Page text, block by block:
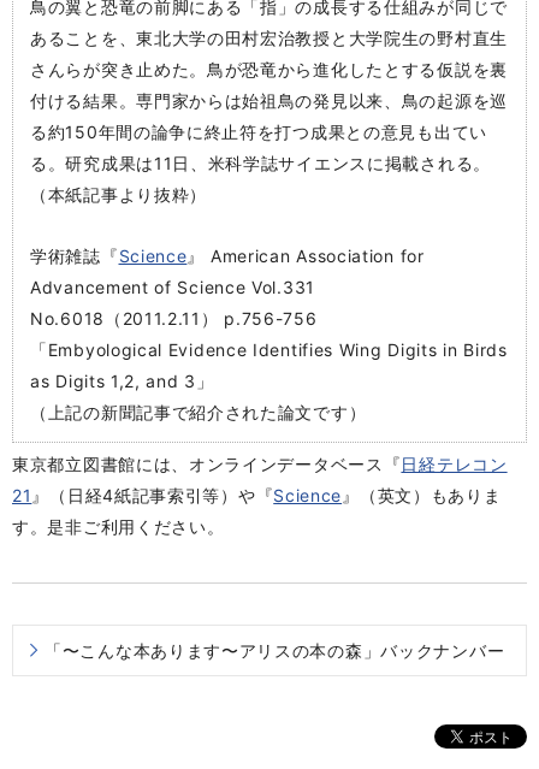
鳥の翼と恐竜の前脚にある「指」の成長する仕組みが同じで
あることを、東北大学の田村宏治教授と大学院生の野村直生
さんらが突き止めた。鳥が恐竜から進化したとする仮説を裏
付ける結果。専門家からは始祖鳥の発見以来、鳥の起源を巡
る約150年間の論争に終止符を打つ成果との意見も出てい
る。研究成果は11日、米科学誌サイエンスに掲載される。
（本紙記事より抜粋）
学術雑誌『Science』 American Association for
Advancement of Science Vol.331
No.6018（2011.2.11） p.756-756
「Embyological Evidence Identifies Wing Digits in Birds
as Digits 1,2, and 3」
（上記の新聞記事で紹介された論文です）
東京都立図書館には、オンラインデータベース『日経テレコン
21 』（日経4紙記事索引等）や『Science 』（英文）もありま
す。是非ご利用ください。
「〜こんな本あります〜アリスの本の森」バックナンバー